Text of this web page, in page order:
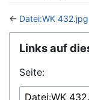
← Datei:WK 432.jpg
Wechseln zu:
Links auf
Seite: